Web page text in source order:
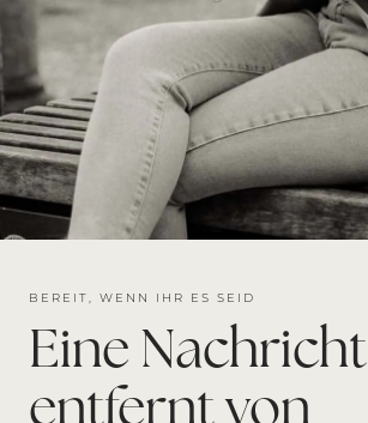
BEREIT, WENN IHR ES SEID
Eine Nachricht
entfernt von